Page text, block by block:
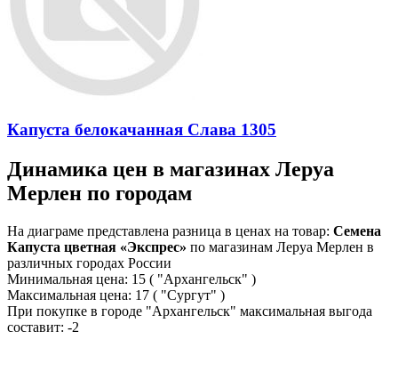
Капуста белокачанная Слава 1305
Динамика цен в магазинах Леруа
Мерлен по городам
На диаграме представлена разница в ценах на товар: Семена
Капуста цветная «Экспрес» по магазинам Леруа Мерлен в
различных городах России
Минимальная цена: 15 ( "Архангельск" )
Максимальная цена: 17 ( "Сургут" )
При покупке в городе "Архангельск" максимальная выгода
составит: -2